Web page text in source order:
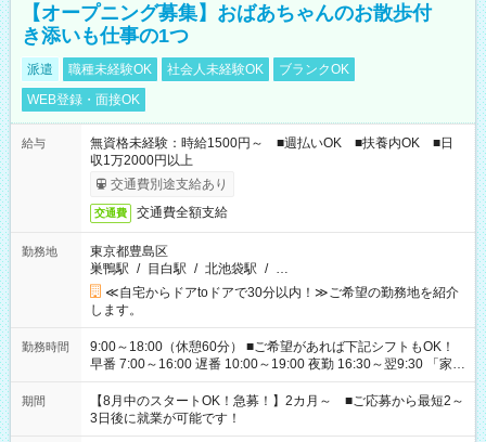
【オープニング募集】おばあちゃんのお散歩付
き添いも仕事の1つ
派遣 職種未経験OK 社会人未経験OK
ブランクOK
WEB登録・面接OK
給与
無資格未経験：時給1500円～ ■週払いOK ■扶養内OK ■日
収1万2000円以上
交通費別途支給あり
交通費 交通費全額支給
勤務地
東京都豊島区
巣鴨駅 / 目白駅 / 北池袋駅 / …
≪自宅からドアtoドアで30分以内！≫ご希望の勤務地を紹介
します。
勤務時間
9:00～18:00（休憩60分） ■ご希望があれば下記シフトもOK！
早番 7:00～16:00 遅番 10:00～19:00 夜勤 16:30～翌9:30 「家族
と休みを合わせたい」 「余裕を持って夕飯の準備がしたい」
「できれば残業はしたくない」 など、ご希望を教えてください
ね。 ※Wワーク希望の方へ 今ご覧のお仕事で希望する勤務時間
と、もう1つのお仕事の勤務時間。 合計で週40時間を超える場
期間
【8月中のスタートOK！急募！】2カ月～ ■ご応募から最短2～
3日後に就業が可能です！